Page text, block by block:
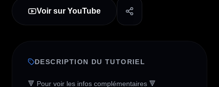
Voir sur YouTube
DESCRIPTION DU TUTORIEL
🔻 Pour voir les infos complémentaires 🔻